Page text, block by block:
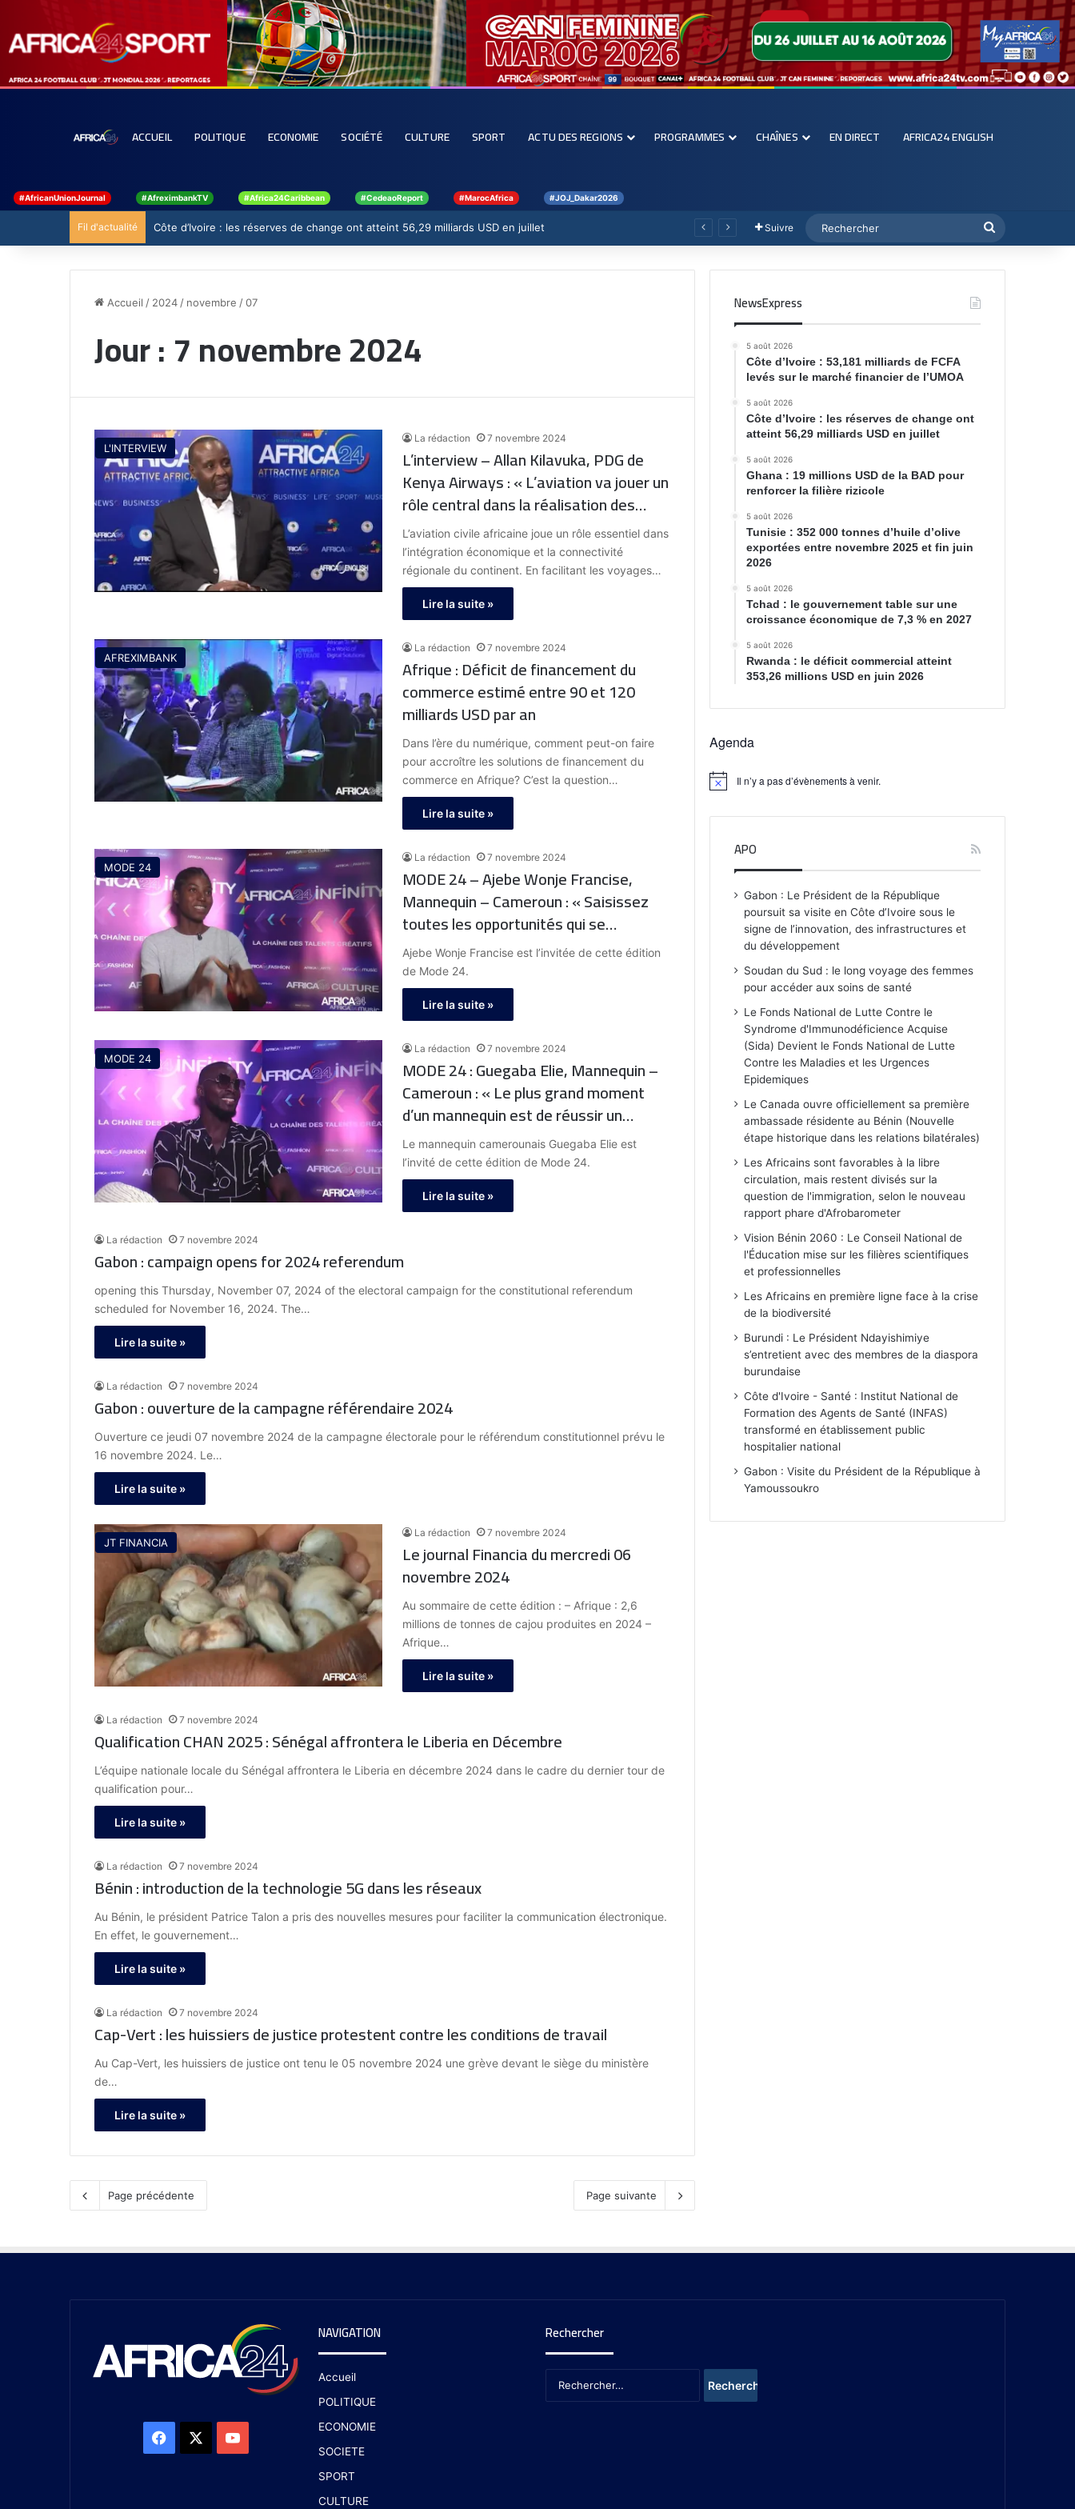
ACCUEIL POLITIQUE ECONOMIE SOCIÉTÉ CULTURE SPORT ACTU DES REGIONS PROGRAMMES CHAÎNES EN DIRECT AFRICA24 ENGLISH
#AfricanUnionJournal #AfreximbankTV #Africa24Caribbean #CedeaoReport #MarocAfrica #JOJ_Dakar2026
Fil d'actualité Côte d’Ivoire : les réserves de change ont atteint 56,29 milliards USD en juillet Suivre
Accueil / 2024/ novembre /07
Jour :7 novembre 2024
L'INTERVIEW
La rédaction 7 novembre 2024
L’interview – Allan Kilavuka, PDG de
Kenya Airways : « L’aviation va jouer un
rôle central dans la réalisation des
objectifs de la zone de libre-échange
continentale africaine »
L’aviation civile africaine joue un rôle essentiel dans
l’intégration économique et la connectivité
régionale du continent. En facilitant les voyages…
Lire la suite »
AFREXIMBANK
La rédaction 7 novembre 2024
Afrique : Déficit de financement du
commerce estimé entre 90 et 120
milliards USD par an
Dans l’ère du numérique, comment peut-on faire
pour accroître les solutions de financement du
commerce en Afrique? C’est la question…
Lire la suite »
MODE 24
La rédaction 7 novembre 2024
MODE 24 – Ajebe Wonje Francise,
Mannequin – Cameroun : « Saisissez
toutes les opportunités qui se
présentent à vous »
Ajebe Wonje Francise est l’invitée de cette édition
de Mode 24.
Lire la suite »
MODE 24
La rédaction 7 novembre 2024
MODE 24 : Guegaba Elie, Mannequin –
Cameroun : « Le plus grand moment
d’un mannequin est de réussir un
casting »
Le mannequin camerounais Guegaba Elie est
l’invité de cette édition de Mode 24.
Lire la suite »
La rédaction 7 novembre 2024
Gabon : campaign opens for 2024 referendum
opening this Thursday, November 07, 2024 of the electoral campaign for the constitutional referendum
scheduled for November 16, 2024. The…
Lire la suite »
La rédaction 7 novembre 2024
Gabon : ouverture de la campagne référendaire 2024
Ouverture ce jeudi 07 novembre 2024 de la campagne électorale pour le référendum constitutionnel prévu le
16 novembre 2024. Le…
Lire la suite »
JT FINANCIA
La rédaction 7 novembre 2024
Le journal Financia du mercredi 06
novembre 2024
Au sommaire de cette édition : – Afrique : 2,6
millions de tonnes de cajou produites en 2024 –
Afrique…
Lire la suite »
La rédaction 7 novembre 2024
Qualification CHAN 2025 : Sénégal affrontera le Liberia en Décembre
L’équipe nationale locale du Sénégal affrontera le Liberia en décembre 2024 dans le cadre du dernier tour de
qualification pour…
Lire la suite »
La rédaction 7 novembre 2024
Bénin : introduction de la technologie 5G dans les réseaux
Au Bénin, le président Patrice Talon a pris des nouvelles mesures pour faciliter la communication électronique.
En effet, le gouvernement…
Lire la suite »
La rédaction 7 novembre 2024
Cap-Vert : les huissiers de justice protestent contre les conditions de travail
Au Cap-Vert, les huissiers de justice ont tenu le 05 novembre 2024 une grève devant le siège du ministère
de…
Lire la suite »
Page précédente Page suivante
NewsExpress
5 août 2026
Côte d’Ivoire : 53,181 milliards de FCFA
levés sur le marché financier de l’UMOA
5 août 2026
Côte d’Ivoire : les réserves de change ont
atteint 56,29 milliards USD en juillet
5 août 2026
Ghana : 19 millions USD de la BAD pour
renforcer la filière rizicole
5 août 2026
Tunisie : 352 000 tonnes d’huile d’olive
exportées entre novembre 2025 et fin juin
2026
5 août 2026
Tchad : le gouvernement table sur une
croissance économique de 7,3 % en 2027
5 août 2026
Rwanda : le déficit commercial atteint
353,26 millions USD en juin 2026
Agenda
N
Il n’y a pas d’évènements à venir.
APO
Gabon : Le Président de la République
poursuit sa visite en Côte d’Ivoire sous le
signe de l’innovation, des infrastructures et
du développement
Soudan du Sud : le long voyage des femmes
pour accéder aux soins de santé
Le Fonds National de Lutte Contre le
Syndrome d'Immunodéficience Acquise
(Sida) Devient le Fonds National de Lutte
Contre les Maladies et les Urgences
Epidemiques
Le Canada ouvre officiellement sa première
ambassade résidente au Bénin (Nouvelle
étape historique dans les relations bilatérales)
Les Africains sont favorables à la libre
circulation, mais restent divisés sur la
question de l'immigration, selon le nouveau
rapport phare d'Afrobarometer
Vision Bénin 2060 : Le Conseil National de
l'Éducation mise sur les filières scientifiques
et professionnelles
Les Africains en première ligne face à la crise
de la biodiversité
Burundi : Le Président Ndayishimiye
s’entretient avec des membres de la diaspora
burundaise
Côte d'Ivoire - Santé : Institut National de
Formation des Agents de Santé (INFAS)
transformé en établissement public
hospitalier national
Gabon : Visite du Président de la République à
Yamoussoukro
NAVIGATION
Accueil
POLITIQUE
ECONOMIE
SOCIETE
SPORT
CULTURE
Rechercher